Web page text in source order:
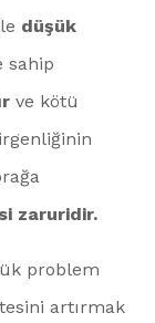
düşük
sahip
ve kötü
zaruridir.
problem
artırmak